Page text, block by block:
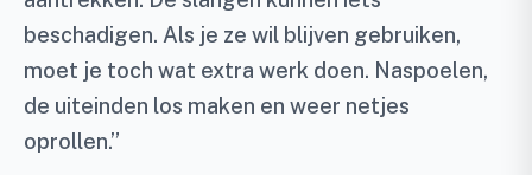
beschadigen. Als je ze wil blijven gebruiken,
moet je toch wat extra werk doen. Naspoelen,
de uiteinden los maken en weer netjes
oprollen.”